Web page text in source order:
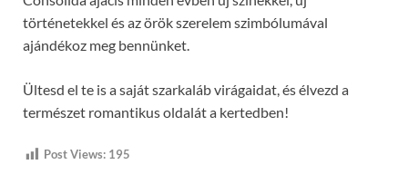
történetekkel és az örök szerelem szimbólumával
ajándékoz meg bennünket.
Ültesd el te is a saját szarkaláb virágaidat, és élvezd a
természet romantikus oldalát a kertedben!
Post Views: 195